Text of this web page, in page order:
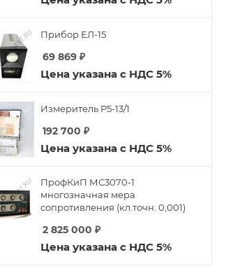
Прибор ЕЛ-15
69 869 ₽
Цена указана с НДС 5%
Измеритель Р5-13/1
192 700 ₽
Цена указана с НДС 5%
ПрофКиП МС3070-1
многозначная мера
сопротивления (кл.точн. 0,001)
2 825 000 ₽
Цена указана с НДС 5%